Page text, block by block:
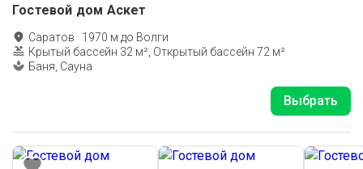
Гостевой дом Аскет
Саратов · 1970 м до Волги
Крытый бассейн 32 м², Открытый бассейн 72 м²
Баня, Сауна
Выбрать